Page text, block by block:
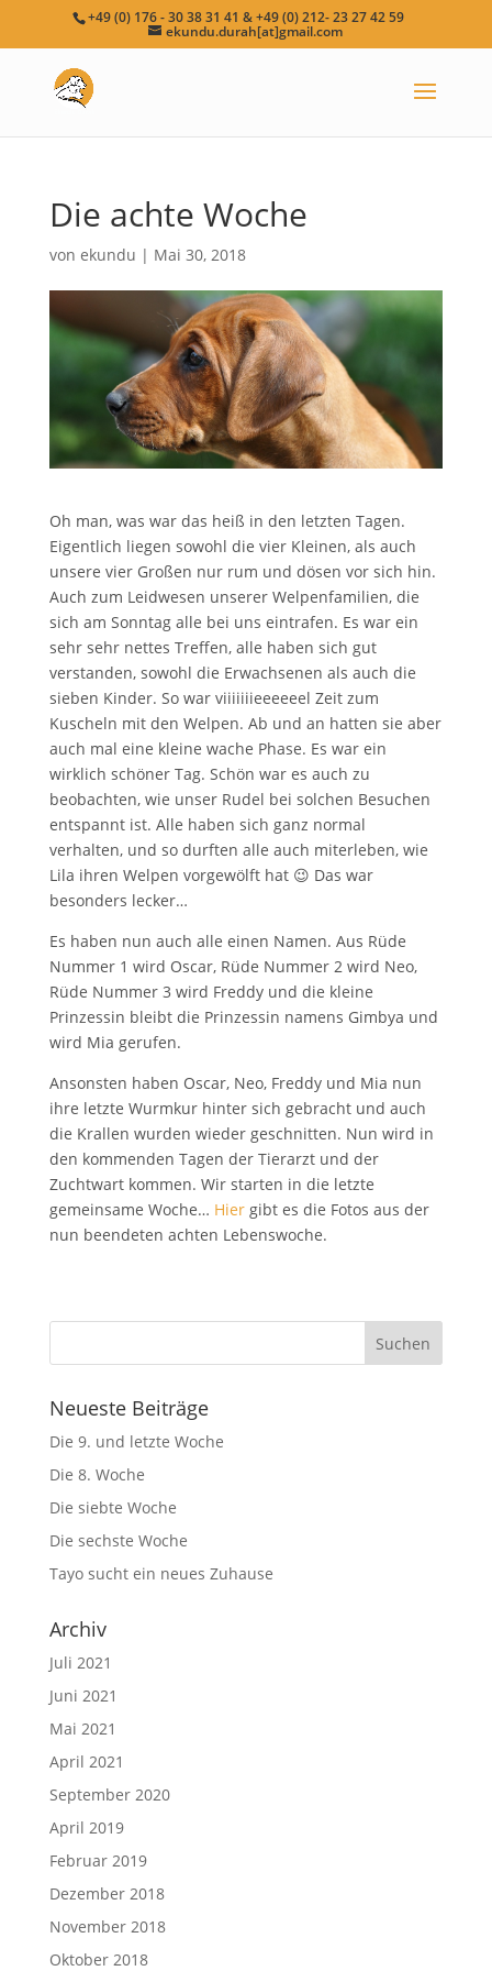
+49 (0) 176 - 30 38 31 41 & +49 (0) 212- 23 27 42 59
ekundu.durah[at]gmail.com
Die achte Woche
von ekundu | Mai 30, 2018
Oh man, was war das heiß in den letzten Tagen.
Eigentlich liegen sowohl die vier Kleinen, als auch
unsere vier Großen nur rum und dösen vor sich hin.
Auch zum Leidwesen unserer Welpenfamilien, die
sich am Sonntag alle bei uns eintrafen. Es war ein
sehr sehr nettes Treffen, alle haben sich gut
verstanden, sowohl die Erwachsenen als auch die
sieben Kinder. So war viiiiiiieeeeeel Zeit zum
Kuscheln mit den Welpen. Ab und an hatten sie aber
auch mal eine kleine wache Phase. Es war ein
wirklich schöner Tag. Schön war es auch zu
beobachten, wie unser Rudel bei solchen Besuchen
entspannt ist. Alle haben sich ganz normal
verhalten, und so durften alle auch miterleben, wie
Lila ihren Welpen vorgewölft hat 😉 Das war
besonders lecker…
Es haben nun auch alle einen Namen. Aus Rüde
Nummer 1 wird Oscar, Rüde Nummer 2 wird Neo,
Rüde Nummer 3 wird Freddy und die kleine
Prinzessin bleibt die Prinzessin namens Gimbya und
wird Mia gerufen.
Ansonsten haben Oscar, Neo, Freddy und Mia nun
ihre letzte Wurmkur hinter sich gebracht und auch
die Krallen wurden wieder geschnitten. Nun wird in
den kommenden Tagen der Tierarzt und der
Zuchtwart kommen. Wir starten in die letzte
gemeinsame Woche… Hiergibt es die Fotos aus der
nun beendeten achten Lebenswoche.
Neueste Beiträge
Die 9. und letzte Woche
Die 8. Woche
Die siebte Woche
Die sechste Woche
Tayo sucht ein neues Zuhause
Archiv
Juli 2021
Juni 2021
Mai 2021
April 2021
September 2020
April 2019
Februar 2019
Dezember 2018
November 2018
Oktober 2018